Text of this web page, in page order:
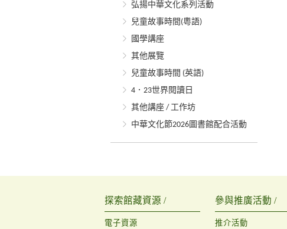
弘揚中華文化系列活動
兒童故事時間(粵語)
國學講座
其他展覽
兒童故事時間 (英語)
4．23世界閱讀日
其他講座 / 工作坊
中華文化節2026圖書館配合活動
探索館藏資源 /
電子資源
參與推廣活動 /
推介活動